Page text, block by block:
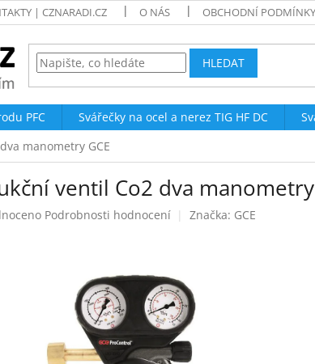
| CZNARADI.CZ O NÁS OBCHODNÍ PODMÍNKY
HLEDAT
PFC Svářečky na ocel a nerez TIG HF DC
manometry GCE
ventil Co2 dva manometry
Podrobnosti hodnocení Značka: GCE